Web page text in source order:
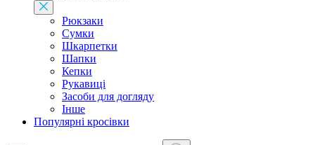
Рюкзаки
Сумки
Шкарпетки
Шапки
Кепки
Рукавиці
Засоби для догляду
Інше
Популярні кросівки